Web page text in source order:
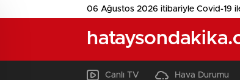
06 Ağustos 2026 itibariyle Covid-19 ile
Canlı TV Hava Durumu